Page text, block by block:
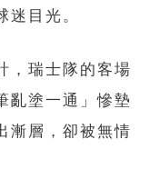
迷目光。
，瑞士隊的客場
亂塗一通」慘墊
漸層，卻被無情